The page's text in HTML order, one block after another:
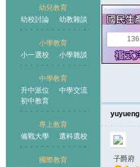
幼兒教育
幼校討論
幼教雜談
小學教育
小一選校
小學雜談
中學教育
升中派位
中學交流
初中教育
專上教育
備戰大學
選科選校
國際教育
王國
136
yuyueng
子爵府